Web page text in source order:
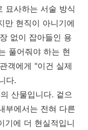
묘사하는 서술 방식
만 현직이 아니기에
없이 잡아들인 용
풀어줘야 하는 현
객에게 "이건 실제
다.
산물입니다. 겉으
부에서는 전혀 다른
기에 더 현실적입니